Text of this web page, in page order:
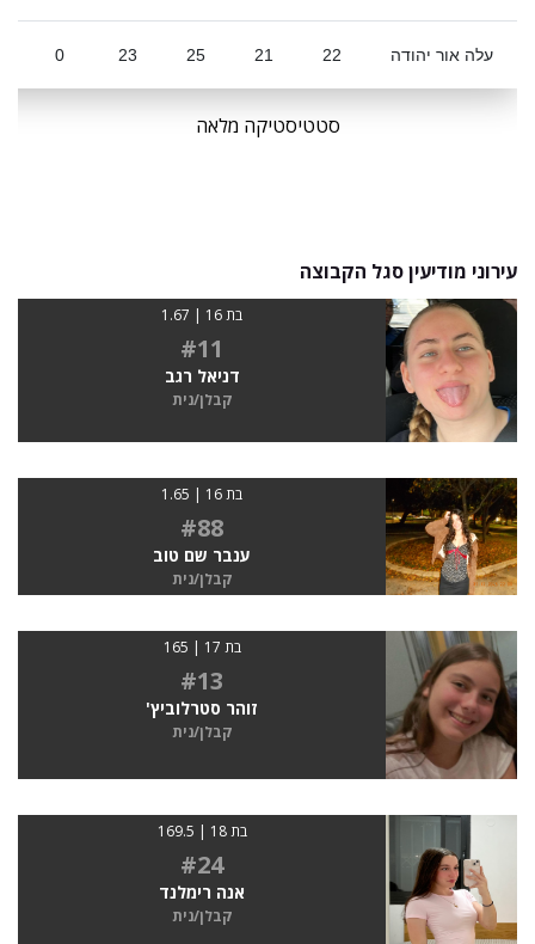
עלה אור יהודה 22
21
25
23
0
סטטיסטיקה מלאה
עירוני מודיעין סגל הקבוצה
בת 16 | 1.67
#11
דניאל רגב
קבלן/נית
בת 16 | 1.65
#88
ענבר שם טוב
קבלן/נית
בת 17 | 165
#13
זוהר סטרלוביץ'
קבלן/נית
בת 18 | 169.5
#24
אנה רימלנד
קבלן/נית